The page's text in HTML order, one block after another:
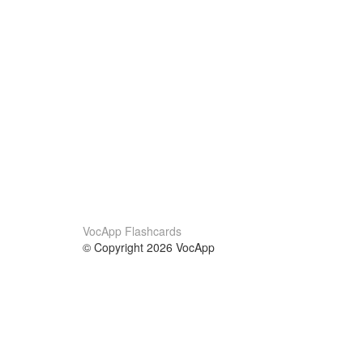
VocApp Flashcards
© Copyright 2026 VocApp